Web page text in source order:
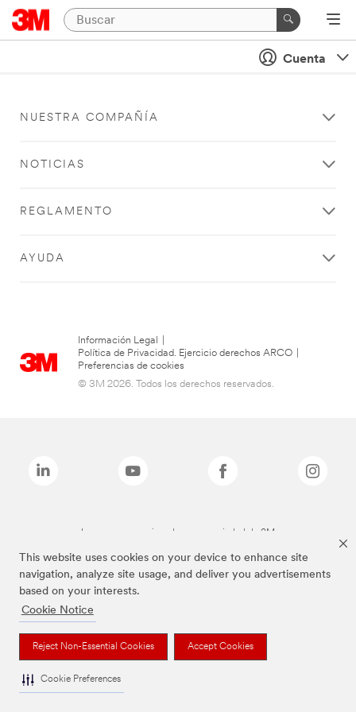
This website uses cookies on your device to enhance site
navigation, analyze site usage, and deliver you advertisements
based on your interests.
Cookie Notice
Reject Non-Essential Cookies Accept Cookies
Cookie Preferences
Cuenta
NUESTRA COMPAÑÍA
NOTICIAS
REGLAMENTO
AYUDA
Información Legal
Política de Privacidad. Ejercicio derechos ARCO
Preferencias de cookies
© 3M 2026. Todos los derechos reservados.
Las marcas mencionadas son propiedad de 3M